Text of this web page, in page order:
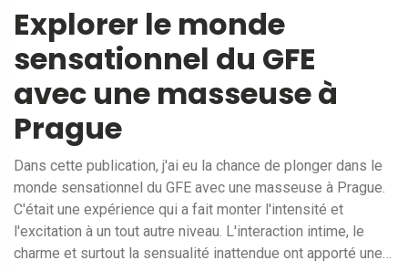
Explorer le monde
sensationnel du GFE
avec une masseuse à
Prague
Dans cette publication, j'ai eu la chance de plonger dans le
monde sensationnel du GFE avec une masseuse à Prague.
C'était une expérience qui a fait monter l'intensité et
l'excitation à un tout autre niveau. L'interaction intime, le
charme et surtout la sensualité inattendue ont apporté une